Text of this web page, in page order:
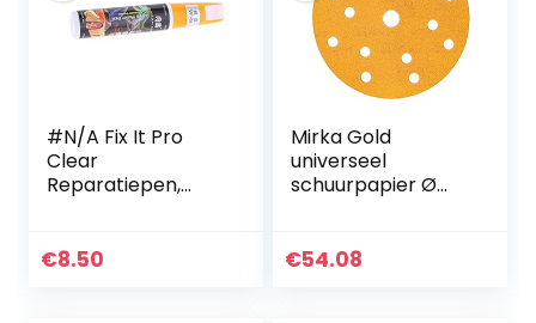
#N/A Fix It Pro
Clear
Reparatiepen,
€8.50
Mirka Gold
universeel
schuurpapier Ø
klittenband 15-
€54.08